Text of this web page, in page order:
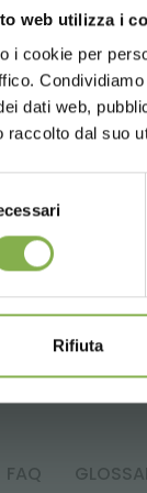
web utilizza i
i cookie per
dati web,
raccolto dal suo
Rifiuta
par le client,
fleuries
FAQ